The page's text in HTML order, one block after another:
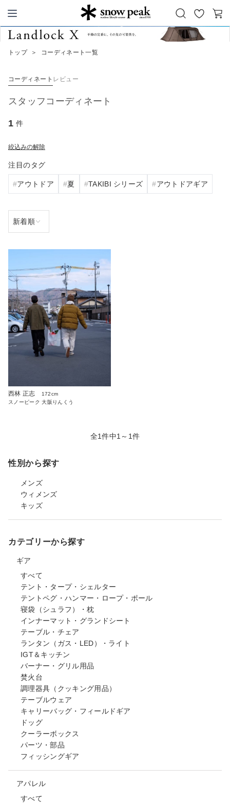
Snow Peak
お
気
カ
トップ ＞ コーディネート一覧
コーディネート レビュー
スタッフコーディネート
1 件
絞込みの解除
注目のタグ
アウトドア 夏 TAKIBI シリーズ アウトドアギア
西林 正志
172cm
スノーピーク 大阪りんくう
全1件中1～1件
性別から探す
メンズ
ウィメンズ
キッズ
カテゴリーから探す
ギア
すべて
テント・タープ・シェルター
テントペグ・ハンマー・ロープ・ポール
寝袋（シュラフ）・枕
インナーマット・グランドシート
テーブル・チェア
ランタン（ガス・LED）・ライト
IGT＆キッチン
バーナー・グリル用品
焚火台
調理器具（クッキング用品）
テーブルウェア
キャリーバッグ・フィールドギア
ドッグ
クーラーボックス
パーツ・部品
フィッシングギア
アパレル
すべて